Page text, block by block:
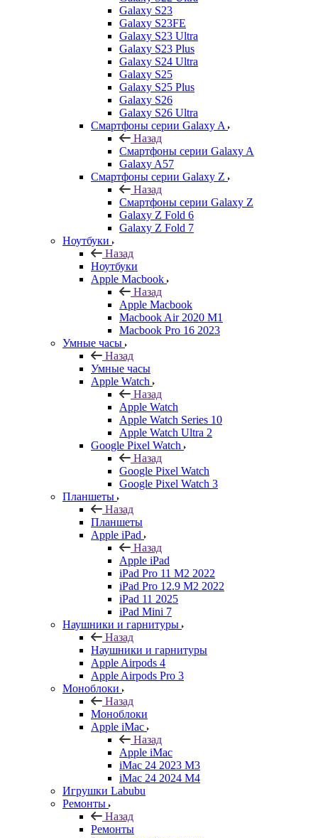
Galaxy S23
Galaxy S23FE
Galaxy S23 Ultra
Galaxy S23 Plus
Galaxy S24 Ultra
Galaxy S25
Galaxy S25 Plus
Galaxy S26
Galaxy S26 Ultra
Смартфоны серии Galaxy A
Назад
Смартфоны серии Galaxy A
Galaxy A57
Смартфоны серии Galaxy Z
Назад
Смартфоны серии Galaxy Z
Galaxy Z Fold 6
Galaxy Z Fold 7
Ноутбуки
Назад
Ноутбуки
Apple Macbook
Назад
Apple Macbook
Macbook Air 2020 M1
Macbook Pro 16 2023
Умные часы
Назад
Умные часы
Apple Watch
Назад
Apple Watch
Apple Watch Series 10
Apple Watch Ultra 2
Google Pixel Watch
Назад
Google Pixel Watch
Google Pixel Watch 3
Планшеты
Назад
Планшеты
Apple iPad
Назад
Apple iPad
iPad Pro 11 M2 2022
iPad Pro 12.9 M2 2022
iPad 11 2025
iPad Mini 7
Наушники и гарнитуры
Назад
Наушники и гарнитуры
Apple Airpods 4
Apple Airpods Pro 3
Моноблоки
Назад
Моноблоки
Apple iMac
Назад
Apple iMac
iMac 24 2023 M3
iMac 24 2024 M4
Игрушки Labubu
Ремонты
Назад
Ремонты